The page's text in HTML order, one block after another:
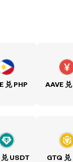
兑 PHP AAVE
USDT GTQ 兑